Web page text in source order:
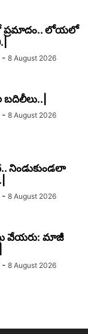
ప్రమాదం.. లోయలో
- 8 August 2026
- 8 August 2026
నిండుకుండలా
- 8 August 2026
వేయరు: మాజీ
- 8 August 2026